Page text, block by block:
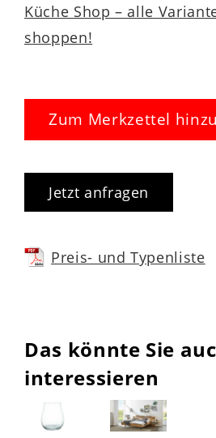
Küche Shop – alle
shoppen!
Zum Merkzettel
Jetzt anfragen
Preis- und Typenliste
Das könnte Sie
interessieren